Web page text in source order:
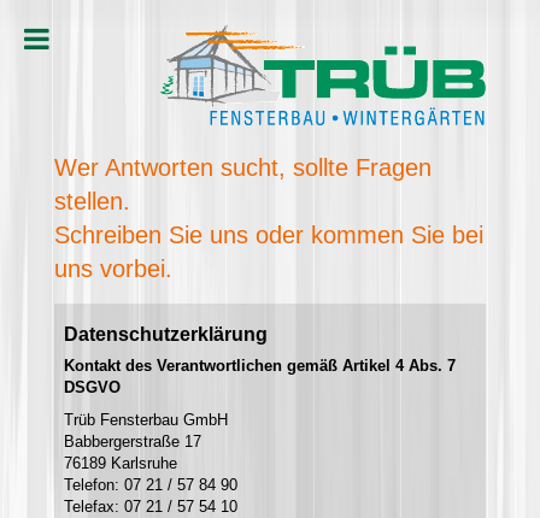
Wer Antworten sucht, sollte Fragen
stellen.
Schreiben Sie uns oder kommen Sie bei
uns vorbei.
Datenschutzerklärung
Kontakt des Verantwortlichen gemäß Artikel 4 Abs. 7
DSGVO
Trüb Fensterbau GmbH
Babbergerstraße 17
76189 Karlsruhe
Telefon: 07 21 / 57 84 90
Telefax: 07 21 / 57 54 10